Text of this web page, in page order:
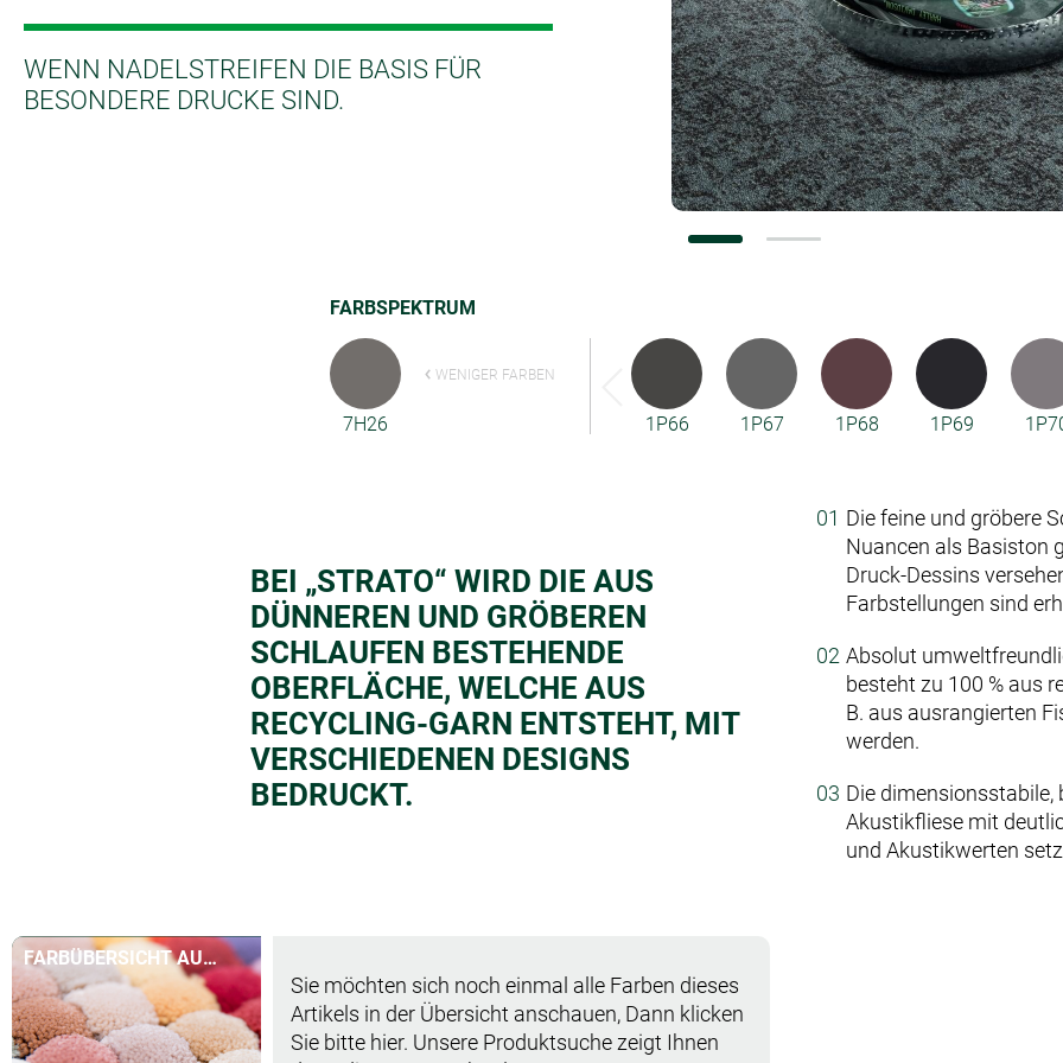
Konfiguratoren
WENN NADELSTREIFEN DIE BASIS FÜR
BESONDERE DRUCKE SIND.
FARBSPEKTRUM
7H26
WENIGER FARBEN
1P66 1P67 1P68 1P69
BEI „STRATO“ WIRD DIE AUS
DÜNNEREN UND GRÖBEREN
SCHLAUFEN BESTEHENDE
OBERFLÄCHE, WELCHE AUS
RECYCLING-GARN ENTSTEHT, MIT
VERSCHIEDENEN DESIGNS
BEDRUCKT.
Die feine und gröbere
Nuancen als Basiston
Druck-Dessins
Farbstellungen sind
Absolut
besteht zu 100 % aus
B. aus ausrangierten
werden.
Die dimensionsstabile,
Akustikfliese mit
und Akustikwerten
FARBÜBERSICHT AUF
EINEN BLICK
Sie möchten sich noch einmal alle Farben dieses
Artikels in der Übersicht anschauen, Dann klicken
Sie bitte hier. Unsere Produktsuche zeigt Ihnen